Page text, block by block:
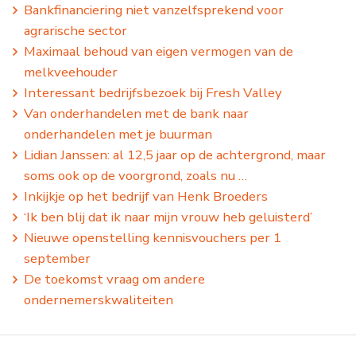
Bankfinanciering niet vanzelfsprekend voor
agrarische sector
Maximaal behoud van eigen vermogen van de
melkveehouder
Interessant bedrijfsbezoek bij Fresh Valley
Van onderhandelen met de bank naar
onderhandelen met je buurman
Lidian Janssen: al 12,5 jaar op de achtergrond, maar
soms ook op de voorgrond, zoals nu …
Inkijkje op het bedrijf van Henk Broeders
‘Ik ben blij dat ik naar mijn vrouw heb geluisterd’
Nieuwe openstelling kennisvouchers per 1
september
De toekomst vraag om andere
ondernemerskwaliteiten